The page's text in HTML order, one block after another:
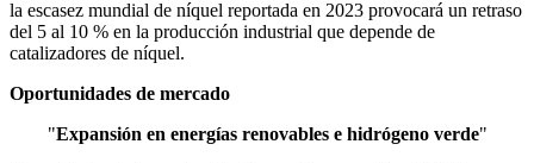
la escasez mundial de níquel reportada en 2023 provocará un retraso
del 5 al 10 % en la producción industrial que depende de
catalizadores de níquel.
Oportunidades de mercado
"Expansión en energías renovables e hidrógeno verde"